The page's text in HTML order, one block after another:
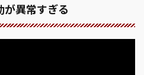
が異常すぎる